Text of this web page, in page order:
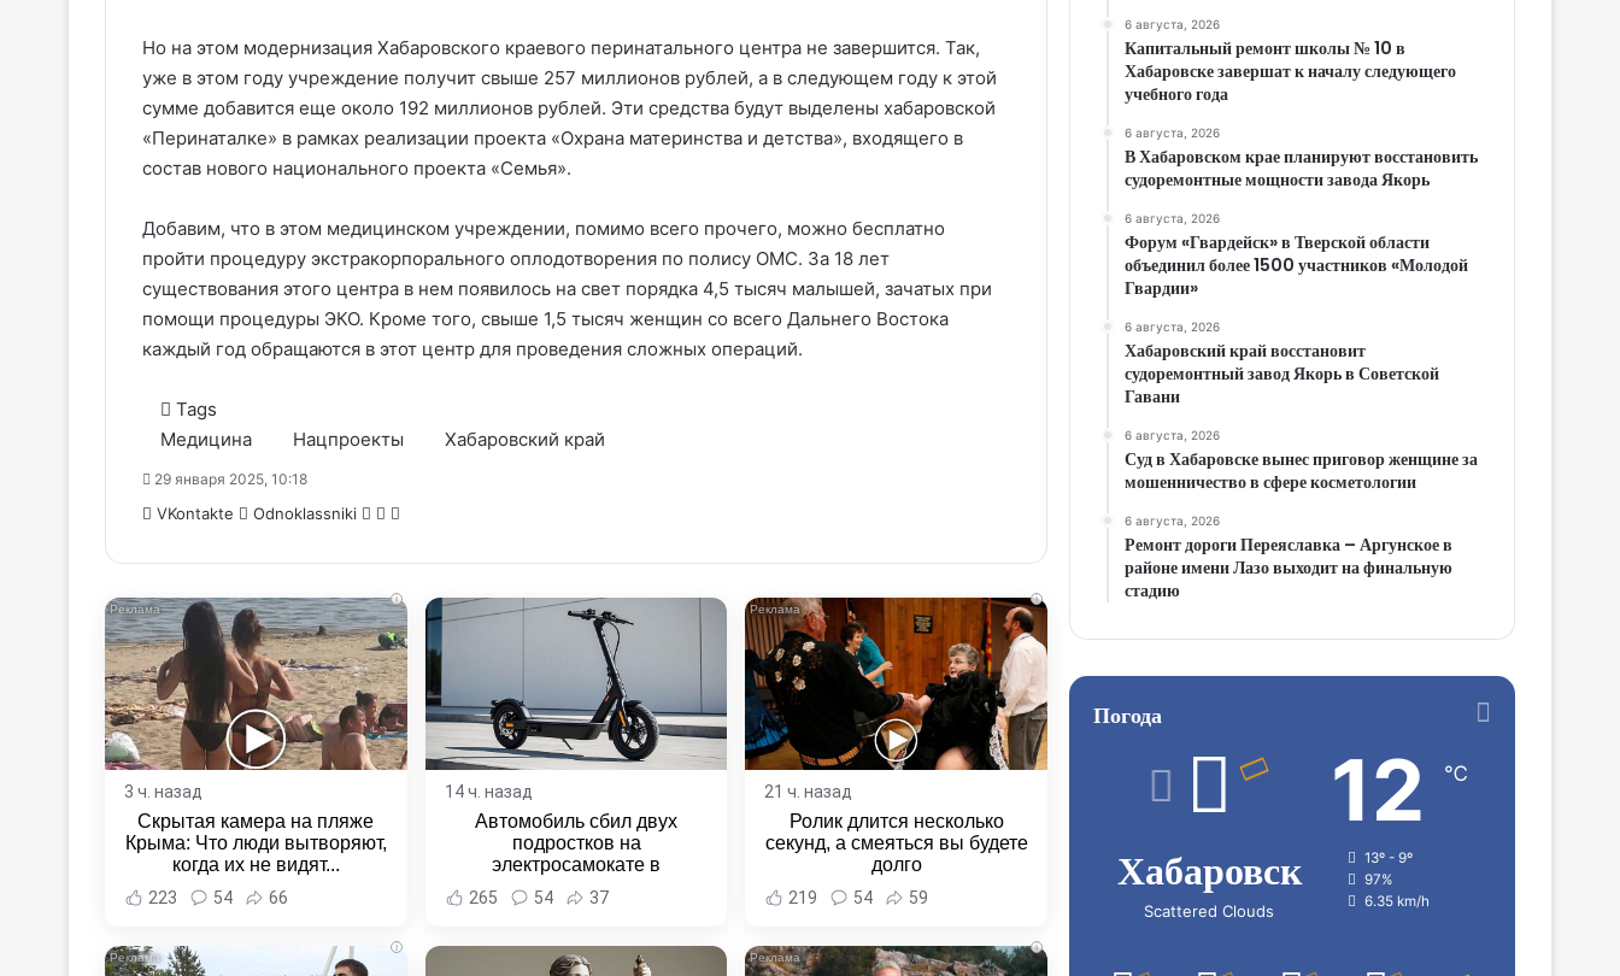
Но на этом модернизация Хабаровского краевого перинатального центра не завершится. Так,
уже в этом году учреждение получит свыше 257 миллионов рублей, а в следующем году к этой
сумме добавится еще около 192 миллионов рублей. Эти средства будут выделены хабаровской
«Перинаталке» в рамках реализации проекта «Охрана материнства и детства», входящего в
состав нового национального проекта «Семья».
Добавим, что в этом медицинском учреждении, помимо всего прочего, можно бесплатно
пройти процедуру экстракорпорального оплодотворения по полису ОМС. За 18 лет
существования этого центра в нем появилось на свет порядка 4,5 тысяч малышей, зачатых при
помощи процедуры ЭКО. Кроме того, свыше 1,5 тысяч женщин со всего Дальнего Востока
каждый год обращаются в этот центр для проведения сложных операций.
Tags
Медицина
Нацпроекты Хабаровский край
29 января 2025, 10:18
VKontakte Odnoklassniki WhatsApp
Telegram
Email
i
3 ч. назад
Скрытая камера на пляже
Крыма: Что люди вытворяют,
когда их не видят...
223 54 66
14 ч. назад
Автомобиль сбил двух
подростков на
электросамокате в
Комсомольске-на-Амуре -
Новости Хабаровска и
265 54 37
i
21 ч. назад
Ролик длится несколько
секунд, а смеяться вы будете
долго
219 54 59
i i
6 августа, 2026
Капитальный ремонт школы № 10 в
Хабаровске завершат к началу следующего
учебного года
6 августа, 2026
В Хабаровском крае планируют восстановить
судоремонтные мощности завода Якорь
6 августа, 2026
Форум «Гвардейск» в Тверской области
объединил более 1500 участников «Молодой
Гвардии»
6 августа, 2026
Хабаровский край восстановит
судоремонтный завод Якорь в Советской
Гавани
6 августа, 2026
Суд в Хабаровске вынес приговор женщине за
мошенничество в сфере косметологии
6 августа, 2026
Ремонт дороги Переяславка – Аргунское в
районе имени Лазо выходит на финальную
стадию
Погода
Хабаровск
Scattered Clouds
12 ℃
13º - 9º
97%
6.35 km/h